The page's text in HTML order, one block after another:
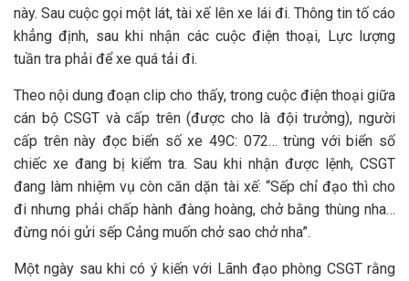
này. Sau cuộc gọi một lát, tài xế lên xe lái đi. Thông tin tố cáo
khẳng định, sau khi nhận các cuộc điện thoại, Lực lượng
tuần tra phải để xe quá tải đi.
Theo nội dung đoạn clip cho thấy, trong cuộc điện thoại giữa
cán bộ CSGT và cấp trên (được cho là đội trưởng), người
cấp trên này đọc biển số xe 49C: 072… trùng với biển số
chiếc xe đang bị kiểm tra. Sau khi nhận được lệnh, CSGT
đang làm nhiệm vụ còn căn dặn tài xế: “Sếp chỉ đạo thì cho
đi nhưng phải chấp hành đàng hoàng, chở bằng thùng nha…
đừng nói gửi sếp Cảng muốn chở sao chở nha”.
Một ngày sau khi có ý kiến với Lãnh đạo phòng CSGT rằng